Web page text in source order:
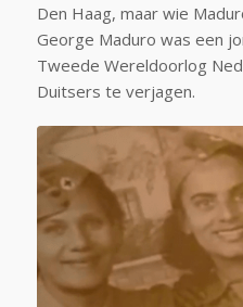
Den Haag, maar wie
George Maduro was een
Tweede Wereldoorlog
Duitsers te verjagen.